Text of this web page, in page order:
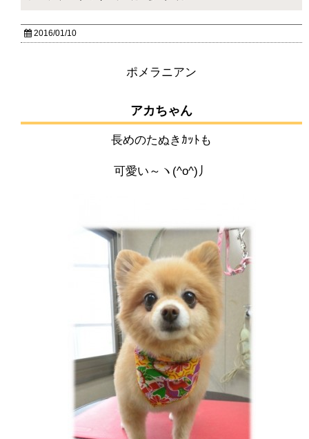
2016/01/10
ポメラニアン
アカちゃん
長めのたぬきｶｯﾄも
可愛い～ヽ(^o^)丿